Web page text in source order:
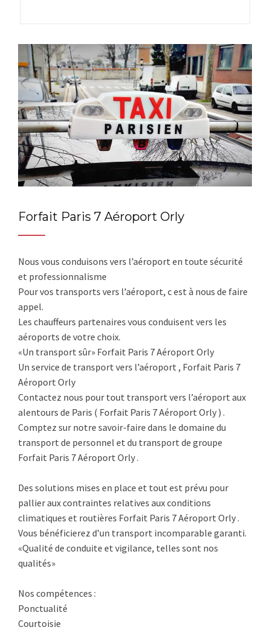
Forfait Paris 7 Aéroport Orly
Nous vous conduisons vers l’aéroport en toute sécurité
et professionnalisme
Pour vos transports vers l’aéroport, c est à nous de faire
appel.
Les chauffeurs partenaires vous conduisent vers les
aéroports de votre choix.
«Un transport sûr» Forfait Paris 7 Aéroport Orly
Un service de transport vers l’aéroport , Forfait Paris 7
Aéroport Orly
Contactez nous pour tout transport vers l’aéroport aux
alentours de Paris ( Forfait Paris 7 Aéroport Orly ) .
Comptez sur notre savoir-faire dans le domaine du
transport de personnel et du transport de groupe
Forfait Paris 7 Aéroport Orly .
Des solutions mises en place et tout est prévu pour
pallier aux contraintes relatives aux conditions
climatiques et routières Forfait Paris 7 Aéroport Orly .
Vous bénéficierez d’un transport incomparable garanti.
«Qualité de conduite et vigilance, telles sont nos
qualités»
Nos compétences :
Ponctualité
Courtoisie